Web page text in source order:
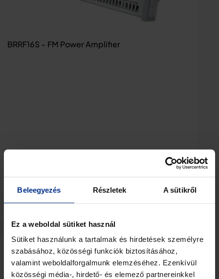
Beleegyezés Részletek A sütikről
Ez a weboldal sütiket használ
Sütiket használunk a tartalmak és hirdetések személyre
szabásához, közösségi funkciók biztosításához,
valamint weboldalforgalmunk elemzéséhez. Ezenkívül
közösségi média-, hirdető- és elemező partnereinkkel
BRRF16S – FM Power Amplifier